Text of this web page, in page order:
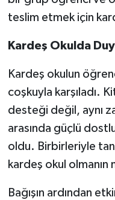
teslim etmek için
Kardeş Okulda
Kardeş okulun
coşkuyla karşıladı.
desteği değil, aynı
arasında güçlü
oldu. Birbirleriyle
kardeş okul olmanın
Bağışın ardından